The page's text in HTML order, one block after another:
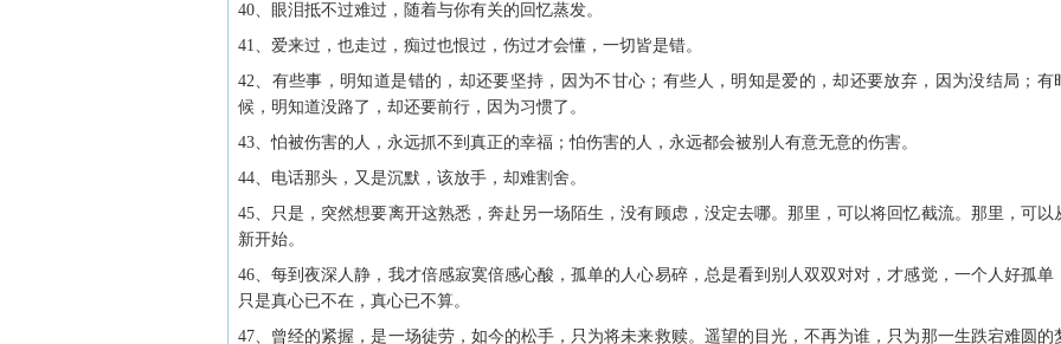
40、眼泪抵不过难过，随着与你有关的回忆蒸发。
41、爱来过，也走过，痴过也恨过，伤过才会懂，一切皆是错。
42、有些事，明知道是错的，却还要坚持，因为不甘心；有些人，明知是爱的，却还要放弃，因为没结局；有
候，明知道没路了，却还要前行，因为习惯了。
43、怕被伤害的人，永远抓不到真正的幸福；怕伤害的人，永远都会被别人有意无意的伤害。
44、电话那头，又是沉默，该放手，却难割舍。
45、只是，突然想要离开这熟悉，奔赴另一场陌生，没有顾虑，没定去哪。那里，可以将回忆截流。那里，可以
新开始。
46、每到夜深人静，我才倍感寂寞倍感心酸，孤单的人心易碎，总是看到别人双双对对，才感觉，一个人好孤单
只是真心已不在，真心已不算。
47、曾经的紧握，是一场徒劳，如今的松手，只为将未来救赎。遥望的目光，不再为谁，只为那一生跌宕难圆的